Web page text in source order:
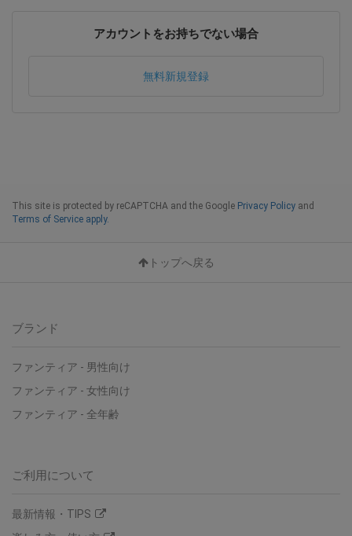
アカウントをお持ちでない場合
無料新規登録
This site is protected by reCAPTCHA and the Google Privacy Policy and
Terms of Service apply.
トップへ戻る
ブランド
ファンティア - 男性向け
ファンティア - 女性向け
ファンティア - 全年齢
ご利用について
最新情報・TIPS